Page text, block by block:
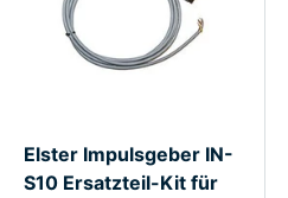
Elster Impulsgeber IN-
S10 Ersatzteil-Kit für